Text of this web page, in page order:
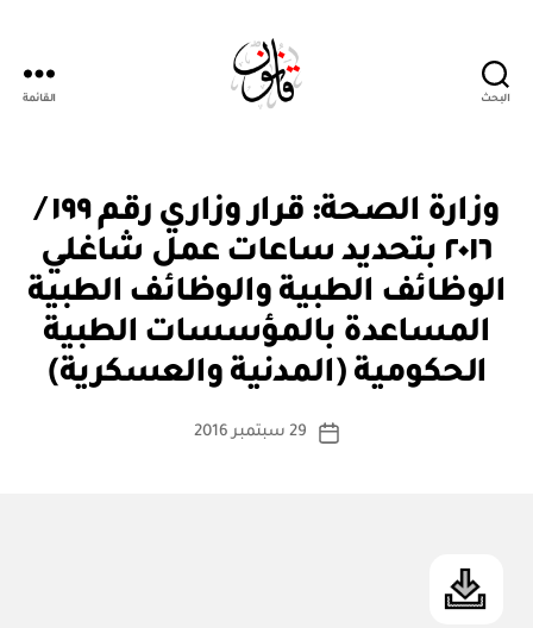
البحث القائمة
التصنيفات
وزارة الصحة: قرار وزاري رقم ١٩٩ /
٢٠١٦ بتحديد ساعات عمل شاغلي
الوظائف الطبية والوظائف الطبية
المساعدة بالمؤسسات الطبية
الحكومية (المدنية والعسكرية)
كاتب
بو
س
ة
تاريخ
29 سبتمبر 2016